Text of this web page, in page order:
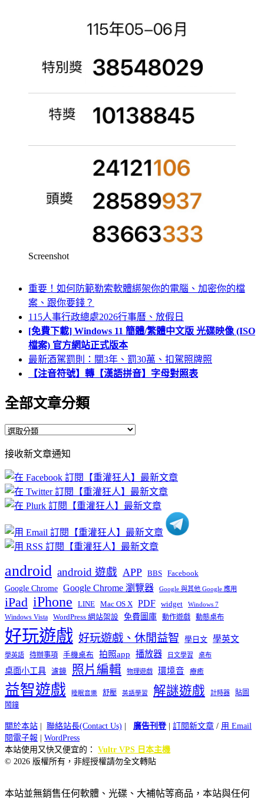
Screenshot
重要！如何防範勒索軟體綁架你的電腦、加密你的檔
案、跟你要錢？
115人事行政總處2026行事曆、放假日
[免費下載] Windows 11 簡體/繁體中文版 光碟映像 (ISO
檔案) 官方網站正式版本
最新酒駕罰則：關3年、罰30萬、扣駕照牌照
【注音符號】轉【漢語拼音】字母對照表
全部文章分類
全
文
章
分
類
接收新文章通知
android android 遊戲 APP BBS Facebook
Google Chrome Google Chrome 瀏覽器 Google 與其他 Google 應用
iPad iPhone LINE Mac OS X PDF widget Windows 7
Windows Vista WordPress 網站架設 免費圖庫 動作遊戲 動態桌布
好玩遊戲 好玩遊戲、休閒益智 學日文 學英文
學英語 待辦事項 手機桌布 拍照app 播放器 日文學習 桌布
桌面小工具 濾鏡 照片編輯 物理遊戲 環境音 療癒
益智遊戲 睡眠音樂 舒壓 英語學習 解謎遊戲 計時器
貼圖
鬧鐘
關於本站 聯絡站長(Contact Us) 廣告刊登| 訂閱新文章 / 用 Email
閱電子報
WordPress
本站使用又快又便宜的： Vultr VPS 日本主機
© 2026 版權所有，非經授權請勿全文轉貼
本站並無銷售任何軟體、光碟、大補帖等商品，本站與任何